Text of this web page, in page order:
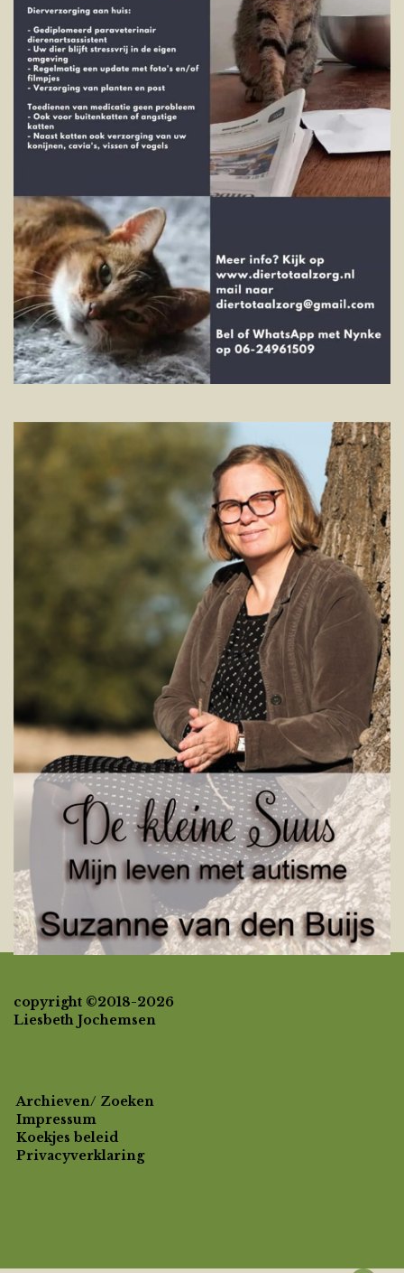
copyright ©2018-2026
Liesbeth Jochemsen
Archieven/ Zoeken
Impressum
Koekjes beleid
Privacyverklaring